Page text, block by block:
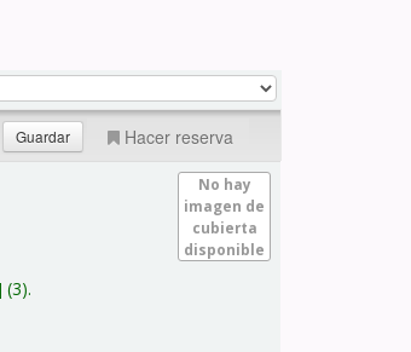
Hacer reserva
No hay
imagen de
cubierta
disponible
(3).